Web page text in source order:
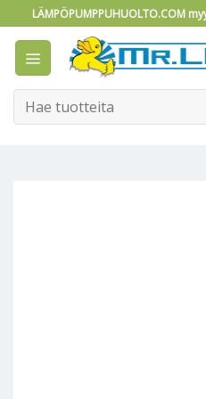
to
content
LÄMPÖPUMPPUHUOLTO.COM
Etsi: